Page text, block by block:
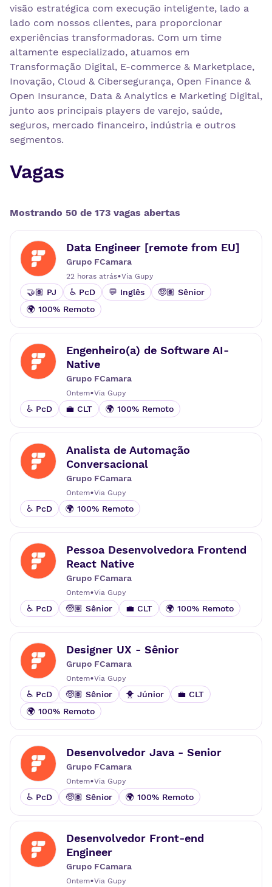
visão estratégica com execução inteligente, lado a
lado com nossos clientes, para proporcionar
experiências transformadoras. Com um time
altamente especializado, atuamos em
Transformação Digital, E-commerce & Marketplace,
Inovação, Cloud & Cibersegurança, Open Finance &
Open Insurance, Data & Analytics e Marketing Digital,
junto aos principais players de varejo, saúde,
seguros, mercado financeiro, indústria e outros
segmentos.
Vagas
Mostrando 50 de 173 vagas abertas
Data Engineer [remote from EU]
Grupo FCamara
22 horas atrás•Via Gupy
🤝🏽 PJ ♿ PcD 💬 Inglês
🧓🏽 Sênior
🌍 100% Remoto
Engenheiro(a) de Software AI-
Native
Grupo FCamara
Ontem•Via Gupy
♿ PcD 💼 CLT 🌍 100% Remoto
Analista de Automação
Conversacional
Grupo FCamara
Ontem•Via Gupy
♿ PcD 🌍 100% Remoto
Pessoa Desenvolvedora Frontend
React Native
Grupo FCamara
Ontem•Via Gupy
♿ PcD 🧓🏽 Sênior 💼 CLT 🌍 100% Remoto
Designer UX - Sênior
Grupo FCamara
Ontem•Via Gupy
♿ PcD 🧓🏽 Sênior 🐥 Júnior
💼 CLT
🌍 100% Remoto
Desenvolvedor Java - Senior
Grupo FCamara
Ontem•Via Gupy
♿ PcD 🧓🏽 Sênior 🌍 100% Remoto
Desenvolvedor Front-end
Engineer
Grupo FCamara
Ontem•Via Gupy